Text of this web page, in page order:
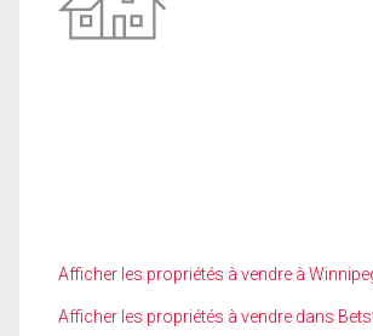
Afficher les propriétés à vendre à
Afficher les propriétés à vendre dans